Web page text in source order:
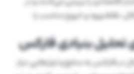
نقاط ورود و خروج مناسب را
تحلیل بنیادی فارکس
در فارکس به منابع و ابزارهایی نیاز